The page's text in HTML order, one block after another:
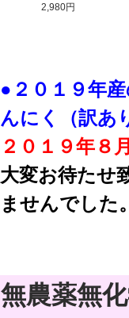
2,980円
●２０１９年
んにく（訳あ
２０１９年８
大変お待たせ
ませんでした。
無農薬無